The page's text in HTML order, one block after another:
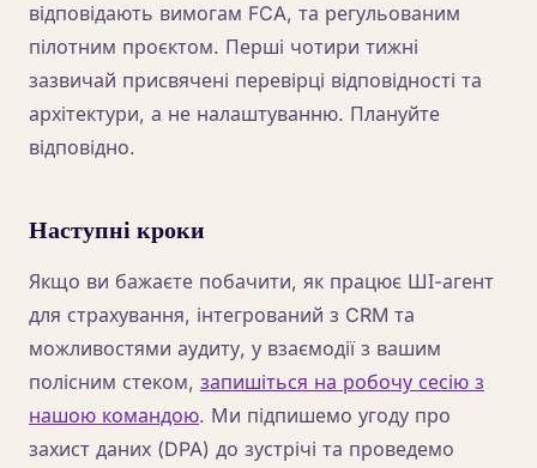
відповідають вимогам FCA, та регульованим
пілотним проєктом. Перші чотири тижні
зазвичай присвячені перевірці відповідності та
архітектури, а не налаштуванню. Плануйте
відповідно.
Наступні кроки
Якщо ви бажаєте побачити, як працює ШІ-агент
для страхування, інтегрований з CRM та
можливостями аудиту, у взаємодії з вашим
полісним стеком, запишіться на робочу сесію з
нашою командою. Ми підпишемо угоду про
захист даних (DPA) до зустрічі та проведемо